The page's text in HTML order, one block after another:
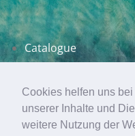
Cookies helfen uns
unserer Inhalte und
weitere Nutzung der
Catalogue